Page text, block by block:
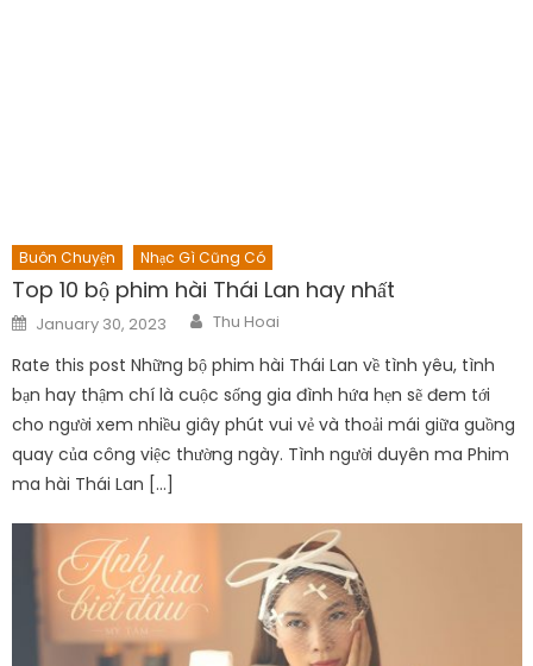
quay của công việc thường ngày. Tình người duyên ma Phim
ma hài Thái Lan […]